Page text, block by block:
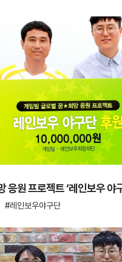
응원 프로젝트 ‘레인보우 야
레인보우야구단